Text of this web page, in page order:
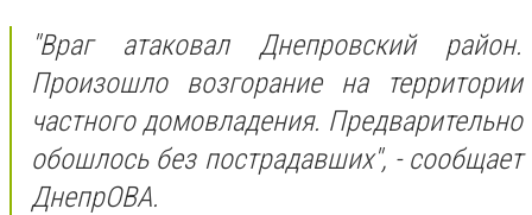
"Враг атаковал Днепровский район.
Произошло возгорание на территории
частного домовладения. Предварительно
обошлось без пострадавших", - сообщает
ДнепрОВА.